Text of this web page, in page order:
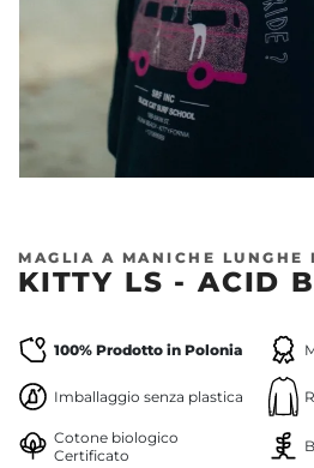
MAGLIA A MANICHE LUNGHE
KITTY LS - ACID
100% Prodotto in Polonia
Imballaggio senza plastica
Cotone biologico
Certificato